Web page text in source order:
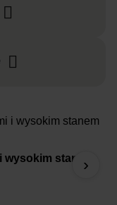
stanem
›